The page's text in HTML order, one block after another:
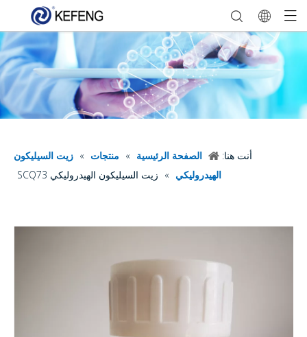
أنت هنا: الصفحة الرئيسية » منتجات » زيت السيليكون
الهيدروليكي » زيت السيليكون الهيدروليكي SCQ73